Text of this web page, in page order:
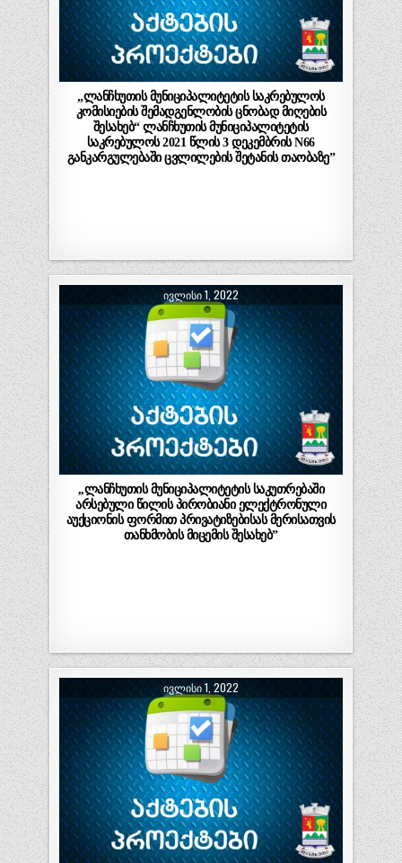
„ლანჩხუთის მუნიციპალიტეტის საკრებულოს
კომისიების შემადგენლობის ცნობად მიღების
შესახებ“ ლანჩხუთის მუნიციპალიტეტის
საკრებულოს 2021 წლის 3 დეკემბრის N66
განკარგულებაში ცვლილების შეტანის თაობაზე”
ᲘᲕᲚᲘᲡᲘ 1, 2022
,,ლანჩხუთის მუნიციპალიტეტის საკუთრებაში
არსებული წილის პირობიანი ელექტრონული
აუქციონის ფორმით პრივატიზებისას მერისათვის
თანხმობის მიცემის შესახებ”
ᲘᲕᲚᲘᲡᲘ 1, 2022